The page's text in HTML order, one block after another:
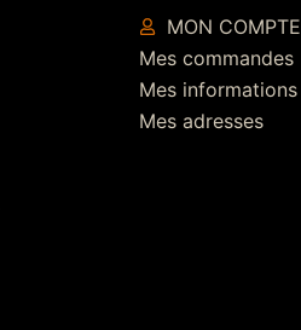
MON COMPTE
Mes commandes
Mes informations
Mes adresses